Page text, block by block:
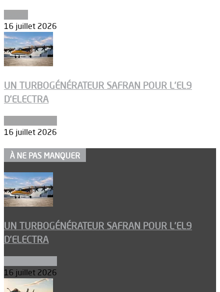
16 juillet 2026
UN TURBOGÉNÉRATEUR SAFRAN POUR L’EL9
D’ELECTRA
16 juillet 2026
À NE PAS MANQUER
UN TURBOGÉNÉRATEUR SAFRAN POUR L’EL9
D’ELECTRA
16 juillet 2026